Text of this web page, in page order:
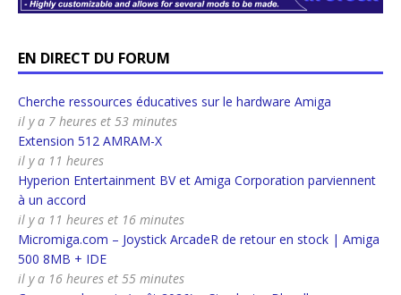
EN DIRECT DU FORUM
Cherche ressources éducatives sur le hardware Amiga
il y a 7 heures et 53 minutes
Extension 512 AMRAM-X
il y a 11 heures
Hyperion Entertainment BV et Amiga Corporation parviennent
à un accord
il y a 11 heures et 16 minutes
Micromiga.com – Joystick ArcadeR de retour en stock | Amiga
500 8MB + IDE
il y a 16 heures et 55 minutes